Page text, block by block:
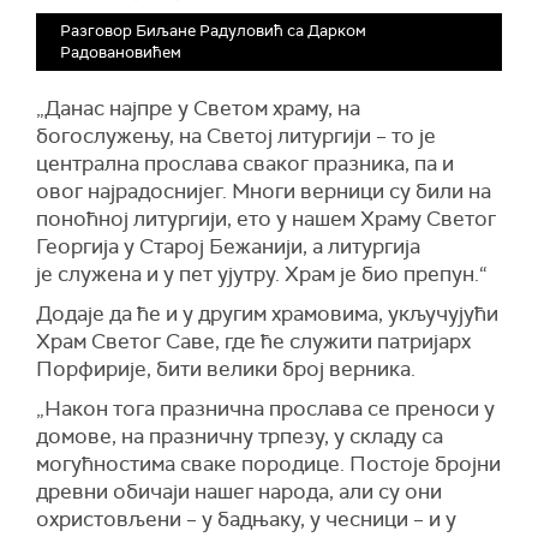
Разговор Биљане Радуловић са Дарком
Радовановићем
„Данас најпре у Светом храму, на
богослужењу, на Светој литургији – то је
централна прослава сваког празника, па и
овог најрадоснијег. Многи верници су били на
поноћној литургији, ето у нашем Храму Светог
Георгија у Старој Бежанији, а литургија
је служена и у пет ујутру. Храм је био препун.“
Додаје да ће и у другим храмовима, укључујући
Храм Светог Саве, где ће служити патријарх
Порфирије, бити велики број верника.
„Након тога празнична прослава се преноси у
домове, на празничну трпезу, у складу са
могућностима сваке породице. Постоје бројни
древни обичаји нашег народа, али су они
охристовљени – у бадњаку, у чесници – и у